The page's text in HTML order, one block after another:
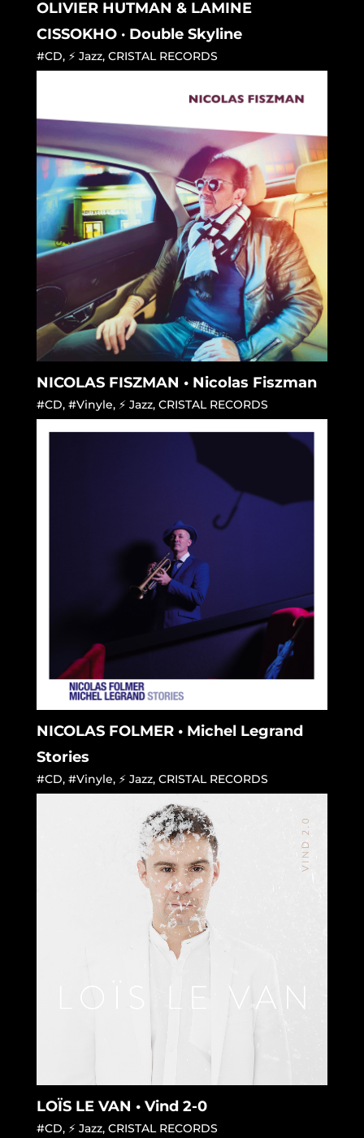
OLIVIER HUTMAN & LAMINE
CISSOKHO · Double Skyline
#CD, ⚡ Jazz, CRISTAL RECORDS
NICOLAS FISZMAN • Nicolas Fiszman
#CD, #Vinyle, ⚡ Jazz, CRISTAL RECORDS
NICOLAS FOLMER • Michel Legrand
Stories
#CD, #Vinyle, ⚡ Jazz, CRISTAL RECORDS
LOÏS LE VAN • Vind 2-0
#CD, ⚡ Jazz, CRISTAL RECORDS